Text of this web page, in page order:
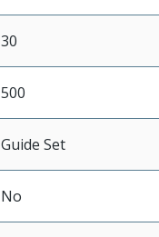
30
500
Guide Set
No